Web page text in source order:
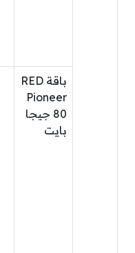
باقة RED
Pioneer
80 جيجا
بايت